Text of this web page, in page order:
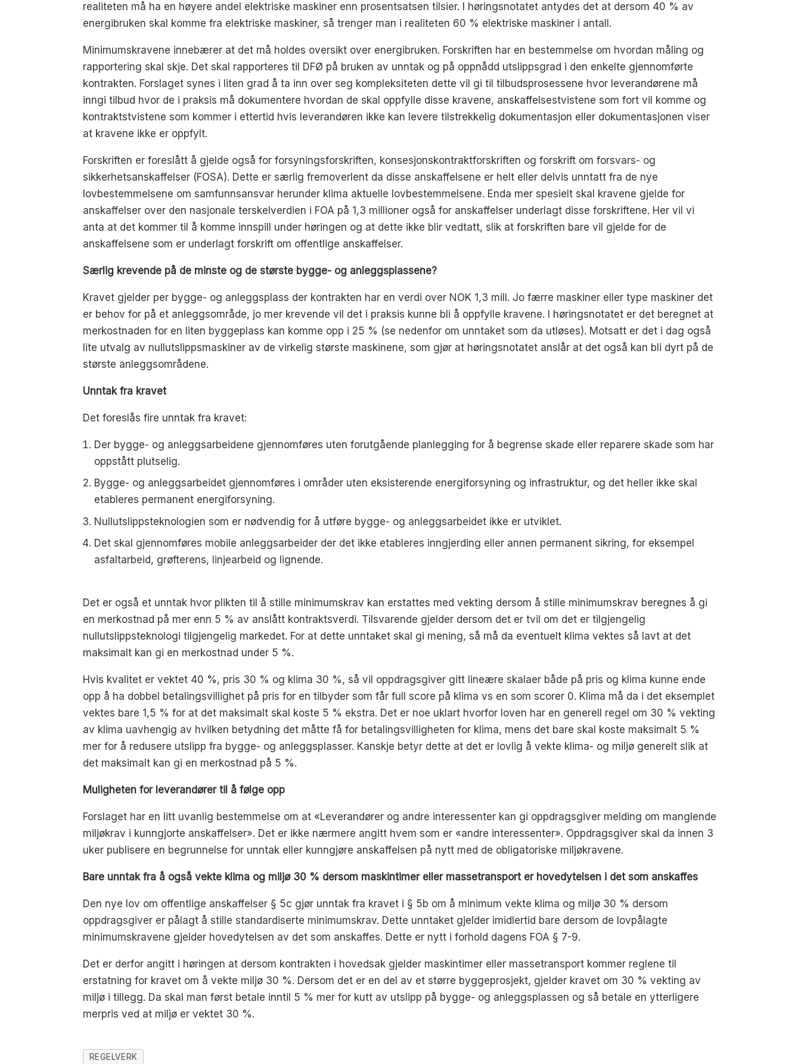
realiteten må ha en høyere andel elektriske maskiner enn prosentsatsen tilsier. I høringsnotatet antydes det at dersom 40 % av
energibruken skal komme fra elektriske maskiner, så trenger man i realiteten 60 % elektriske maskiner i antall.
Minimumskravene innebærer at det må holdes oversikt over energibruken. Forskriften har en bestemmelse om hvordan måling og
rapportering skal skje. Det skal rapporteres til DFØ på bruken av unntak og på oppnådd utslippsgrad i den enkelte gjennomførte
kontrakten. Forslaget synes i liten grad å ta inn over seg kompleksiteten dette vil gi til tilbudsprosessene hvor leverandørene må
inngi tilbud hvor de i praksis må dokumentere hvordan de skal oppfylle disse kravene, anskaffelsestvistene som fort vil komme og
kontraktstvistene som kommer i ettertid hvis leverandøren ikke kan levere tilstrekkelig dokumentasjon eller dokumentasjonen viser
at kravene ikke er oppfylt.
Forskriften er foreslått å gjelde også for forsyningsforskriften, konsesjonskontraktforskriften og forskrift om forsvars- og
sikkerhetsanskaffelser (FOSA). Dette er særlig fremoverlent da disse anskaffelsene er helt eller delvis unntatt fra de nye
lovbestemmelsene om samfunnsansvar herunder klima aktuelle lovbestemmelsene. Enda mer spesielt skal kravene gjelde for
anskaffelser over den nasjonale terskelverdien i FOA på 1,3 millioner også for anskaffelser underlagt disse forskriftene. Her vil vi
anta at det kommer til å komme innspill under høringen og at dette ikke blir vedtatt, slik at forskriften bare vil gjelde for de
anskaffelsene som er underlagt forskrift om offentlige anskaffelser.
Særlig krevende på de minste og de største bygge- og anleggsplassene?
Kravet gjelder per bygge- og anleggsplass der kontrakten har en verdi over NOK 1,3 mill. Jo færre maskiner eller type maskiner det
er behov for på et anleggsområde, jo mer krevende vil det i praksis kunne bli å oppfylle kravene. I høringsnotatet er det beregnet at
merkostnaden for en liten byggeplass kan komme opp i 25 % (se nedenfor om unntaket som da utløses). Motsatt er det i dag også
lite utvalg av nullutslippsmaskiner av de virkelig største maskinene, som gjør at høringsnotatet anslår at det også kan bli dyrt på de
største anleggsområdene.
Unntak fra kravet
Det foreslås fire unntak fra kravet:
Der bygge- og anleggsarbeidene gjennomføres uten forutgående planlegging for å begrense skade eller reparere skade som har
oppstått plutselig.
Bygge- og anleggsarbeidet gjennomføres i områder uten eksisterende energiforsyning og infrastruktur, og det heller ikke skal
etableres permanent energiforsyning.
Nullutslippsteknologien som er nødvendig for å utføre bygge- og anleggsarbeidet ikke er utviklet.
Det skal gjennomføres mobile anleggsarbeider der det ikke etableres inngjerding eller annen permanent sikring, for eksempel
asfaltarbeid, grøfterens, linjearbeid og lignende.
Det er også et unntak hvor plikten til å stille minimumskrav kan erstattes med vekting dersom å stille minimumskrav beregnes å gi
en merkostnad på mer enn 5 % av anslått kontraktsverdi. Tilsvarende gjelder dersom det er tvil om det er tilgjengelig
nullutslippsteknologi tilgjengelig markedet. For at dette unntaket skal gi mening, så må da eventuelt klima vektes så lavt at det
maksimalt kan gi en merkostnad under 5 %.
Hvis kvalitet er vektet 40 %, pris 30 % og klima 30 %, så vil oppdragsgiver gitt lineære skalaer både på pris og klima kunne ende
opp å ha dobbel betalingsvillighet på pris for en tilbyder som får full score på klima vs en som scorer 0. Klima må da i det eksemplet
vektes bare 1,5 % for at det maksimalt skal koste 5 % ekstra. Det er noe uklart hvorfor loven har en generell regel om 30 % vekting
av klima uavhengig av hvilken betydning det måtte få for betalingsvilligheten for klima, mens det bare skal koste maksimalt 5 %
mer for å redusere utslipp fra bygge- og anleggsplasser. Kanskje betyr dette at det er lovlig å vekte klima- og miljø generelt slik at
det maksimalt kan gi en merkostnad på 5 %.
Muligheten for leverandører til å følge opp
Forslaget har en litt uvanlig bestemmelse om at «Leverandører og andre interessenter kan gi oppdragsgiver melding om manglende
miljøkrav i kunngjorte anskaffelser». Det er ikke nærmere angitt hvem som er «andre interessenter». Oppdragsgiver skal da innen 3
uker publisere en begrunnelse for unntak eller kunngjøre anskaffelsen på nytt med de obligatoriske miljøkravene.
Bare unntak fra å også vekte klima og miljø 30 % dersom maskintimer eller massetransport er hovedytelsen i det som anskaffes
Den nye lov om offentlige anskaffelser § 5c gjør unntak fra kravet i § 5b om å minimum vekte klima og miljø 30 % dersom
oppdragsgiver er pålagt å stille standardiserte minimumskrav. Dette unntaket gjelder imidlertid bare dersom de lovpålagte
minimumskravene gjelder hovedytelsen av det som anskaffes. Dette er nytt i forhold dagens FOA § 7-9.
Det er derfor angitt i høringen at dersom kontrakten i hovedsak gjelder maskintimer eller massetransport kommer reglene til
erstatning for kravet om å vekte miljø 30 %. Dersom det er en del av et større byggeprosjekt, gjelder kravet om 30 % vekting av
miljø i tillegg. Da skal man først betale inntil 5 % mer for kutt av utslipp på bygge- og anleggsplassen og så betale en ytterligere
merpris ved at miljø er vektet 30 %.
REGELVERK